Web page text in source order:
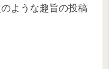
ような趣旨の投稿